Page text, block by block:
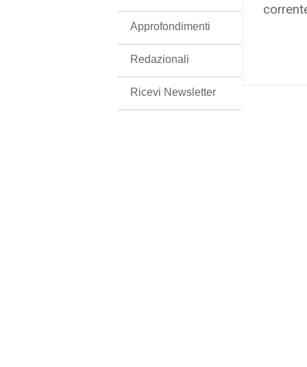
Approfondimenti
Redazionali
Ricevi Newsletter